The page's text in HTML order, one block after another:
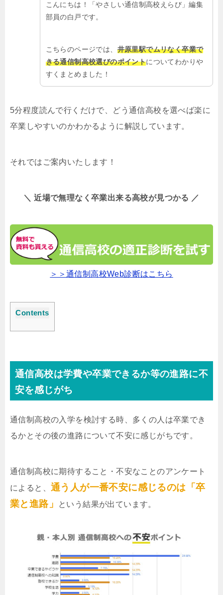
こんにちは！「やさしい通信制高校えらび」編集
部員の白戸です。
こちらのページでは、 井原里駅でムリなく卒業で
きる通信制高校選びのポイントについてわかりや
すくまとめました！
5分程度読んで行くだけで、どう通信高校を選べば楽に
卒業しやすいのかわかるように解説しています。
それではご案内いたします！
＼ 近場で無理なく卒業出来る高校が見つかる ／
＞＞通信制高校Web診断はこちら
Contents
通信高校は学費や卒業できるか等の進路に不
安を感じがち
通信制高校の入学を検討する時、多くの人は卒業でき
るかとその後の進路について不安に感じがちです。
通信制高校に期待すること・不安なことのアンケート
によると、 通う人が一番不安に感じるのは「卒
業と進路」
という結果が出ています。